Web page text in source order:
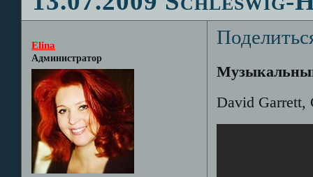
Elina
Администратор
David Garrett,